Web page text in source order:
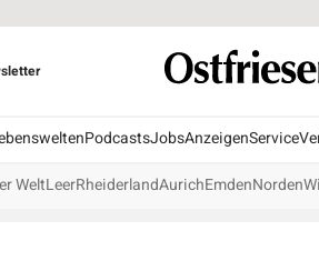
PodcastsJobsAnzeigenService
WeltLeerRheiderlandAurichEmdenNorden